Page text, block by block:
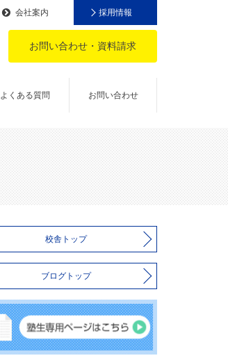
お問い合わせ・資料請求
よくある質問 お問い合わせ
会社案内 採用情報
校舎トップ
ブログトップ